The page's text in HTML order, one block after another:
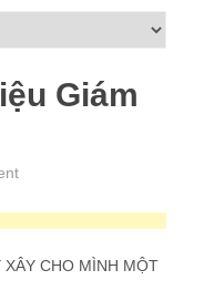
Giám
CHO MÌNH MỘT